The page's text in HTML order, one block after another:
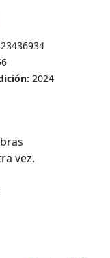
2024
vez.